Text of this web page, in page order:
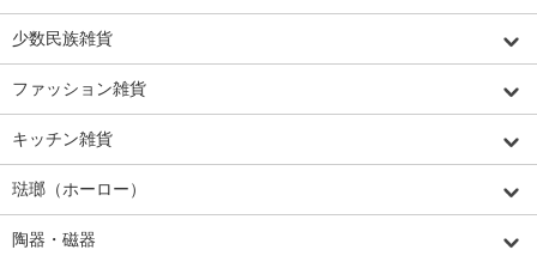
少数民族雑貨
ファッション雑貨
キッチン雑貨
琺瑯（ホーロー）
陶器・磁器